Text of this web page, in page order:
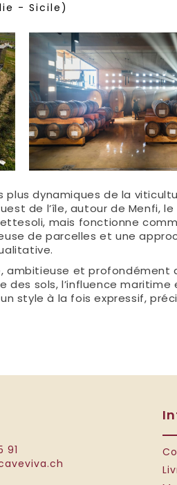
- Sicile)
plus dynamiques de la
de l’île, autour de Menfi,
mais fonctionne
de parcelles et une
ambitieuse et
des sols, l’influence maritime
style à la fois expressif,
91